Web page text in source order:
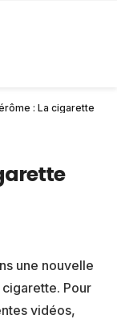
: La cigarette
une nouvelle
Pour
vidéos,